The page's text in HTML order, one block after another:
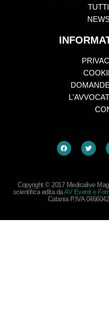
Copyright © 2017 Medicalive
scientifica edita daAV Eventi e
Catania P.IVA